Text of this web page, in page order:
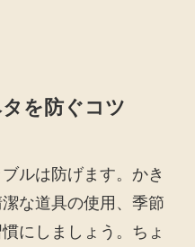
を防ぐコツ
ルは防げます。かき
な道具の使用、季節
にしましょう。ちょ